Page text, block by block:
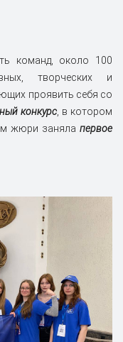
команд, около 100
творческих и
проявить себя со
конкурс , в котором
жюри заняла первое